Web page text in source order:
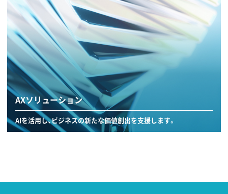
AXソリューション
AIを活用し、ビジネスの新たな価値創出を支援します。